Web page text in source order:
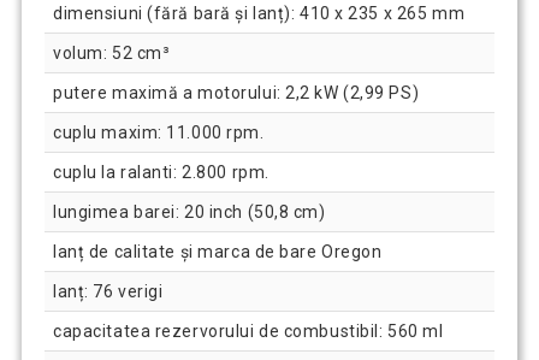
dimensiuni (fără bară și lanț): 410 x 235 x 265 mm
volum: 52 cm³
putere maximă a motorului: 2,2 kW (2,99 PS)
cuplu maxim: 11.000 rpm.
cuplu la ralanti: 2.800 rpm.
lungimea barei: 20 inch (50,8 cm)
lanț de calitate și marca de bare Oregon
lanț: 76 verigi
capacitatea rezervorului de combustibil: 560 ml